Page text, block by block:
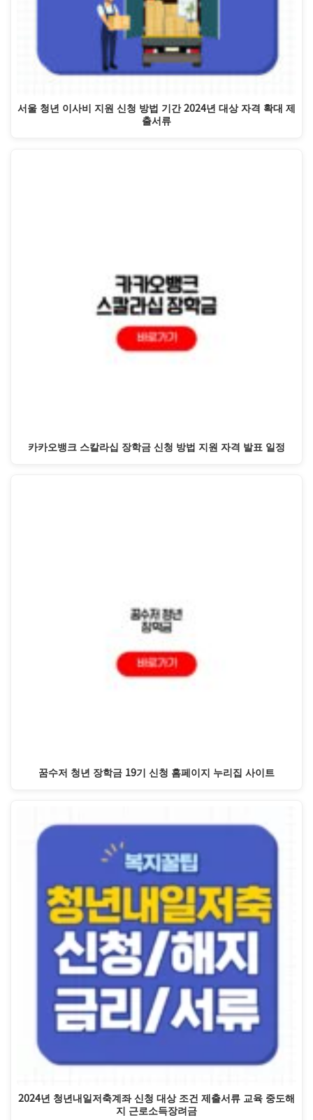
서울 청년 이사비 지원 신청 방법 기간 2024년 대상 자격 확대 제
출서류
카카오뱅크 스칼라십 장학금 신청 방법 지원 자격 발표 일정
꿈수저 청년 장학금 19기 신청 홈페이지 누리집 사이트
2024년 청년내일저축계좌 신청 대상 조건 제출서류 교육 중도해
지 근로소득장려금